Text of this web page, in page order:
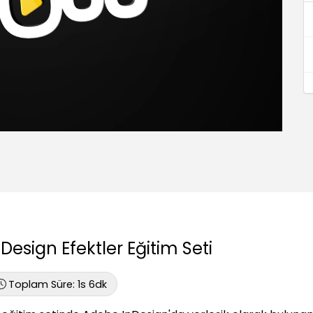
Efektler Eğitim Seti
Toplam Süre: 1s 6dk